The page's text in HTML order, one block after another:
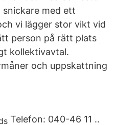
med ett
vi lägger stor vikt vid
person på rätt plats
kollektivavtal.
och uppskattning
Telefon: 040-46 11 ..